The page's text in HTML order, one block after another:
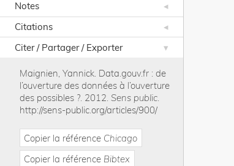
Notes
Citations
Citer / Partager / Exporter
Maignien, Yannick. Data.gouv.fr : de
l’ouverture des données à l’ouverture
des possibles ?. 2012. Sens public.
http://sens-public.org/articles/900/
Copier la référence Chicago
Copier la référence Bibtex